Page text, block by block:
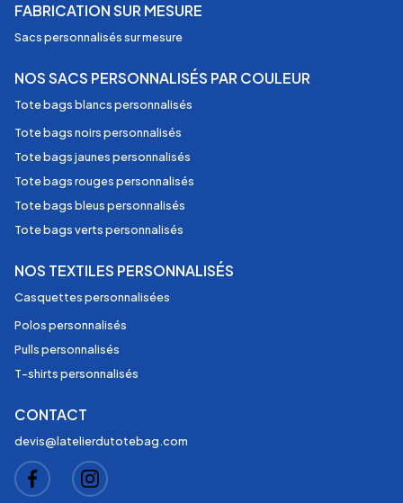
FABRICATION SUR MESURE
Sacs personnalisés sur mesure
NOS SACS PERSONNALISÉS PAR COULEUR
Tote bags blancs personnalisés
Tote bags noirs personnalisés
Tote bags jaunes personnalisés
Tote bags rouges personnalisés
Tote bags bleus personnalisés
Tote bags verts personnalisés
NOS TEXTILES PERSONNALISÉS
Casquettes personnalisées
Polos personnalisés
Pulls personnalisés
T-shirts personnalisés
CONTACT
devis@latelierdutotebag.com